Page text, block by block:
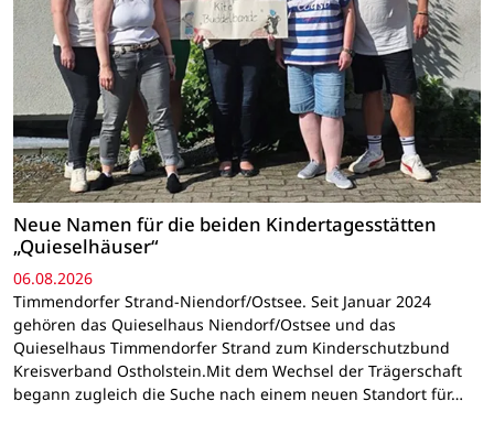
Neue Namen für die beiden Kindertagesstätten
„Quieselhäuser“
06.08.2026
Timmendorfer Strand-Niendorf/Ostsee. Seit Januar 2024
gehören das Quieselhaus Niendorf/Ostsee und das
Quieselhaus Timmendorfer Strand zum Kinderschutzbund
Kreisverband Ostholstein.Mit dem Wechsel der Trägerschaft
begann zugleich die Suche nach einem neuen Standort für…